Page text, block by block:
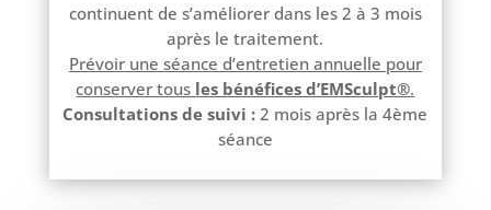
continuent de s’améliorer dans les 2 à 3 mois
après le traitement.
Prévoir une séance d’entretien annuelle pour
conserver tous les bénéfices d’EMSculpt®.
Consultations de suivi : 2 mois après la 4ème
séance